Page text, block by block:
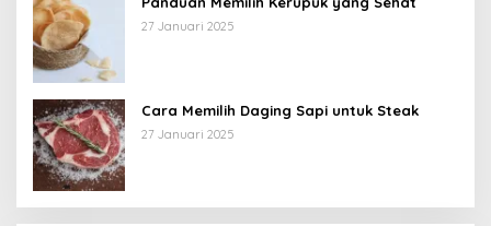
27 Januari 2025
Cara Memilih Daging Sapi untuk Steak
27 Januari 2025